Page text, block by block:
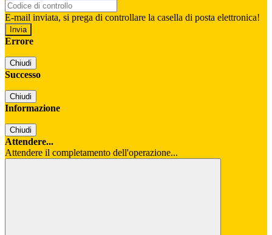
E-mail inviata, si prega di controllare la casella di posta elettronica!
Errore
Chiudi
Successo
Chiudi
Informazione
Chiudi
Attendere...
Attendere il completamento dell'operazione...